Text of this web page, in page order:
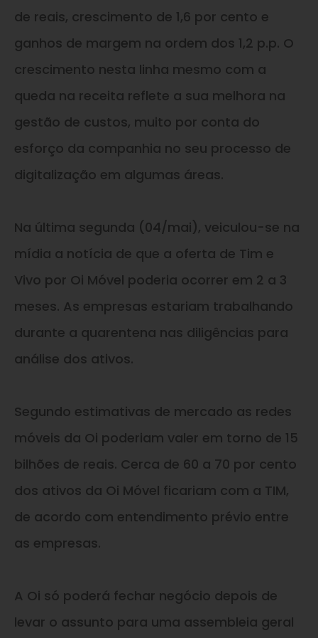
de reais, crescimento de 1,6 por cento e
ganhos de margem na ordem dos 1,2 p.p. O
crescimento nesta linha mesmo com a
queda na receita reflete a sua melhora na
gestão de custos, muito por conta do
esforço da companhia no seu processo de
digitalização em algumas áreas.
Na última segunda (04/mai), veiculou-se na
mídia a notícia de que a oferta de Tim e
Vivo por Oi Móvel poderia ocorrer em 2 a 3
meses. As empresas estariam trabalhando
durante a quarentena nas diligências para
análise dos ativos.
Segundo estimativas de mercado as redes
móveis da Oi poderiam valer em torno de 15
bilhões de reais. Cerca de 60 a 70 por cento
dos ativos da Oi Móvel ficariam com a TIM,
de acordo com entendimento prévio entre
as empresas.
A Oi só poderá fechar negócio depois de
levar o assunto para uma assembleia geral